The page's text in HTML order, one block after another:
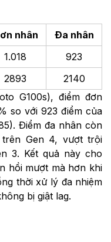
nhân
Đa nhân
1.018
923
2893
2140
G100s), điểm đơn
so với 923 điểm của
Điểm đa nhân còn
Gen 4, vượt trội
3. Kết quả này cho
hồi mượt mà hơn khi
thời xử lý đa nhiệm
bị giật lag.